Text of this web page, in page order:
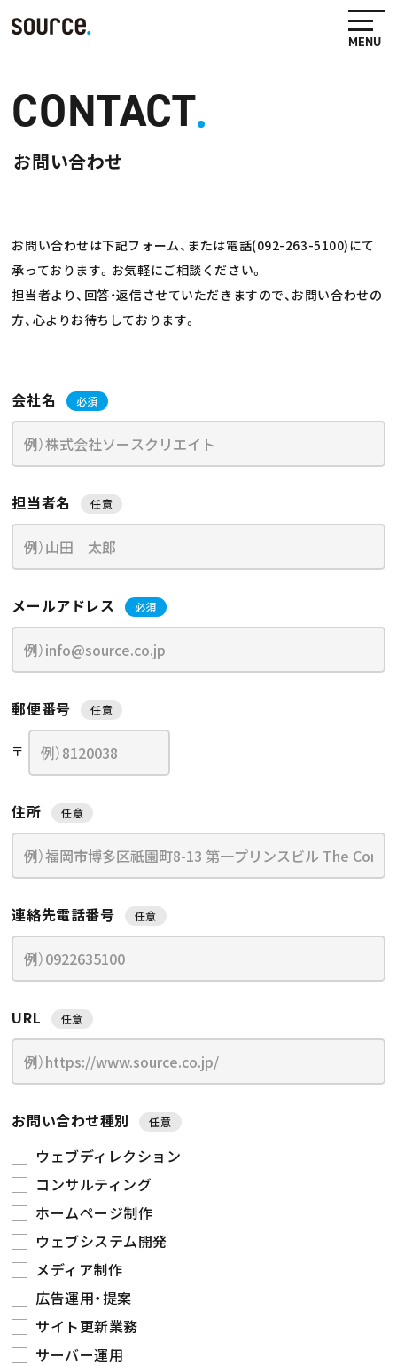
CONTACT
お問い合わせ
お問い合わせは下記フォーム、または電話(092-263-5100)にて
承っております。お気軽にご相談ください。
担当者より、回答・返信させていただきますので、お問い合わせの
方、心よりお待ちしております。
会社名 必須
担当者名 任意
メールアドレス 必須
郵便番号 任意
〒
住所 任意
連絡先電話番号 任意
URL 任意
お問い合わせ種別 任意
ウェブディレクション
コンサルティング
ホームページ制作
ウェブシステム開発
メディア制作
広告運用・提案
サイト更新業務
サーバー運用